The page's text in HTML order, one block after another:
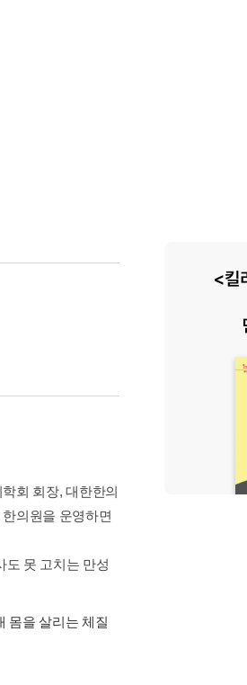
회 회장, 대한한의
의원을 운영하면
도 못 고치는 만성
몸을 살리는 체질